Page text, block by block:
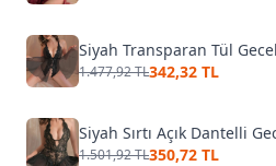
1.477,92 TL342,32 TL
1.501,92 TL350,72 TL